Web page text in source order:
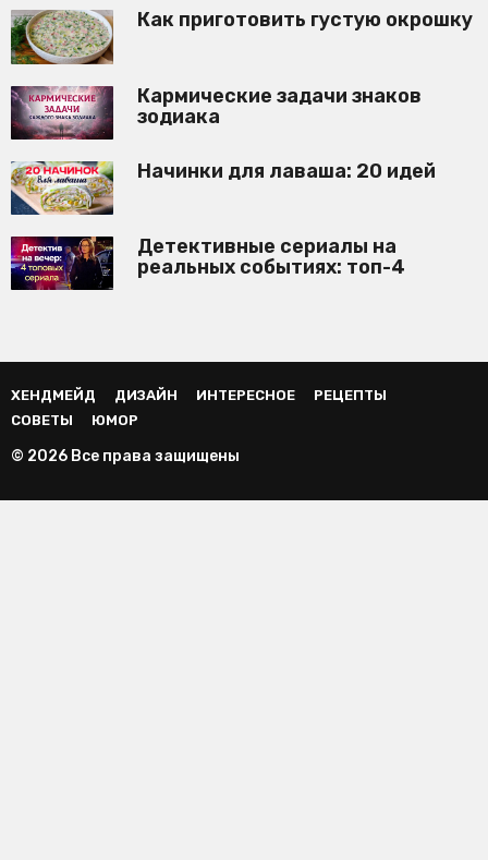
Как приготовить густую окрошку
Кармические задачи знаков
зодиака
Начинки для лаваша: 20 идей
Детективные сериалы на
реальных событиях: топ-4
ХЕНДМЕЙД ДИЗАЙН ИНТЕРЕСНОЕ
РЕЦЕПТЫ
СОВЕТЫ
ЮМОР
© 2026 Все права защищены